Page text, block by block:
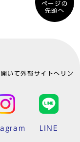
ページの
先頭へ
いて外部サイトへリン
LINE